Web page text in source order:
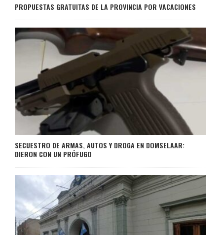
PROPUESTAS GRATUITAS DE LA PROVINCIA POR VACACIONES
SECUESTRO DE ARMAS, AUTOS Y DROGA EN DOMSELAAR:
DIERON CON UN PRÓFUGO